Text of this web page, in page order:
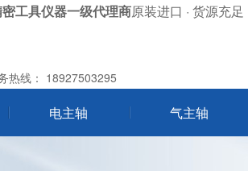
工具仪器一级代理商原装进口 · 货源充
热线： 18927503295
电主轴 气主轴